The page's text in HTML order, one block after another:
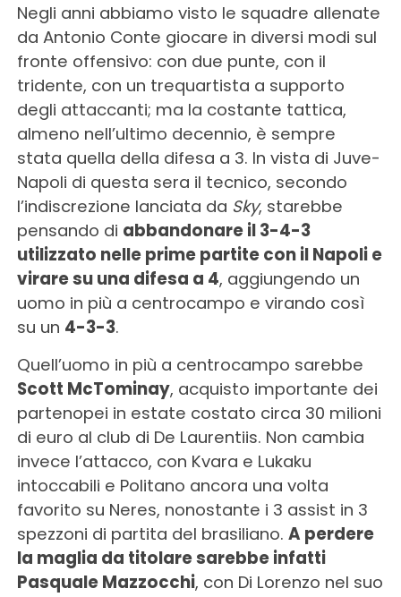
Negli anni abbiamo visto le squadre allenate
da Antonio Conte giocare in diversi modi sul
fronte offensivo: con due punte, con il
tridente, con un trequartista a supporto
degli attaccanti; ma la costante tattica,
almeno nell’ultimo decennio, è sempre
stata quella della difesa a 3. In vista di Juve-
Napoli di questa sera il tecnico, secondo
l’indiscrezione lanciata da Sky, starebbe
pensando di abbandonare il 3-4-3
utilizzato nelle prime partite con il Napoli e
virare su una difesa a 4, aggiungendo un
uomo in più a centrocampo e virando così
su un 4-3-3.
Quell’uomo in più a centrocampo sarebbe
Scott McTominay, acquisto importante dei
partenopei in estate costato circa 30 milioni
di euro al club di De Laurentiis. Non cambia
invece l’attacco, con Kvara e Lukaku
intoccabili e Politano ancora una volta
favorito su Neres, nonostante i 3 assist in 3
spezzoni di partita del brasiliano. A perdere
la maglia da titolare sarebbe infatti
Pasquale Mazzocchi, con Di Lorenzo nel suo